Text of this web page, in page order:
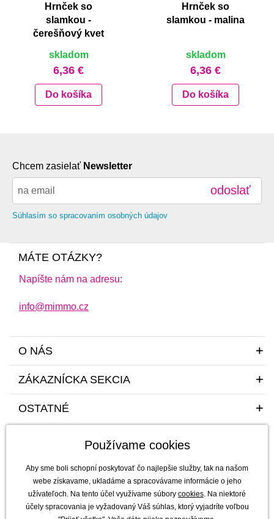
Hrnček so
slamkou -
čerešňový kvet
skladom
6,36 €
Do košíka
Hrnček so
slamkou - malina
skladom
6,36 €
Do košíka
Chcem zasielať Newsletter
odoslať
Súhlasím so spracovaním osobných údajov
MÁTE OTÁZKY?
Napíšte nám na adresu:
info@mimmo.cz
O NÁS
ZÁKAZNÍCKA SEKCIA
OSTATNÉ
Sme tu pre vás a vaše deti s radosťou a mim(m)oriadnou starostlivosťou od
roku 2011
Používame cookies
Aby sme boli schopní poskytovať čo najlepšie služby, tak na našom
webe získavame, ukladáme a spracovávame informácie o jeho
užívateľoch. Na tento účel využívame súbory cookies. Na niektoré
účely spracovania je vyžadovaný Váš súhlas, ktorý vyjadríte voľbou